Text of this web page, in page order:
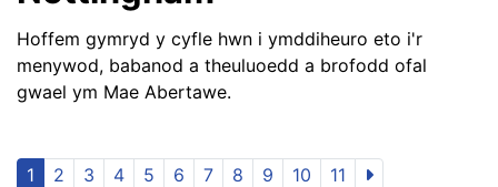
Hoffem gymryd y cyfle hwn i ymddiheuro eto i'r
menywod, babanod a theuluoedd a brofodd ofal
gwael ym Mae Abertawe.
1 2 3 4 5 6 7 8 9 10 11